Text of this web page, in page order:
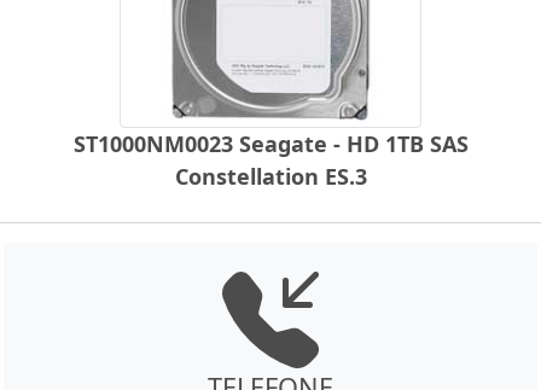
ST1000NM0023 Seagate - HD 1TB SAS
Constellation ES.3